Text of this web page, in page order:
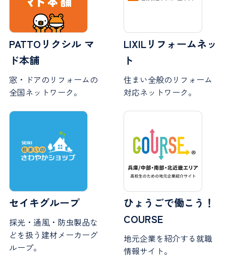
PATTOリクシル マ
ド本舗
窓・ドアのリフォームの
全国ネットワーク。
LIXILリフォームネッ
ト
住まい全般のリフォーム
対応ネットワーク。
セイキグループ
採光・通風・防虫製品な
どを扱う建材メーカーグ
ループ。
ひょうごで働こう！
COURSE
地元企業を紹介する就職
情報サイト。